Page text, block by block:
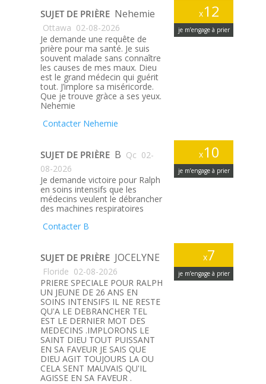
x12
je m’engage à prier
SUJET DE PRIÈRE Nehemie
Ottawa 02-08-2026
Je demande une requête de
prière pour ma santé. Je suis
souvent malade sans connaître
les causes de mes maux. Dieu
est le grand médecin qui guérit
tout. J’implore sa miséricorde.
Que je trouve gràce a ses yeux.
Nehemie
Contacter Nehemie
x10
je m’engage à prier
SUJET DE PRIÈRE B Qc 02-
08-2026
Je demande victoire pour Ralph
en soins intensifs que les
médecins veulent le débrancher
des machines respiratoires
Contacter B
x7
je m’engage à prier
SUJET DE PRIÈRE JOCELYNE
Floride 02-08-2026
PRIERE SPECIALE POUR RALPH
UN JEUNE DE 26 ANS EN
SOINS INTENSIFS IL NE RESTE
QU'A LE DEBRANCHER TEL
EST LE DERNIER MOT DES
MEDECINS .IMPLORONS LE
SAINT DIEU TOUT PUISSANT
EN SA FAVEUR JE SAIS QUE
DIEU AGIT TOUJOURS LA OU
CELA SENT MAUVAIS QU'IL
AGISSE EN SA FAVEUR .